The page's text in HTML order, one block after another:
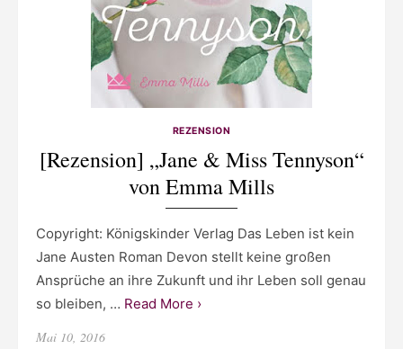
REZENSION
[Rezension] „Jane & Miss Tennyson“
von Emma Mills
Copyright: Königskinder Verlag Das Leben ist kein
Jane Austen Roman Devon stellt keine großen
Ansprüche an ihre Zukunft und ihr Leben soll genau
so bleiben, … Read More ›
Posted
Mai 10, 2016